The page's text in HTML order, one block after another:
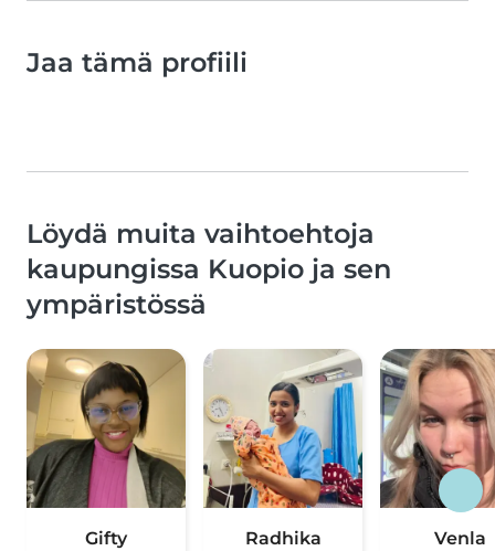
Jaa tämä profiili
Löydä muita vaihtoehtoja
kaupungissa Kuopio ja sen
ympäristössä
Gifty Radhika Venla